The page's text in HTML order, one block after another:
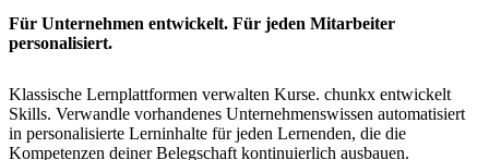
Für Unternehmen entwickelt. Für jeden Mitarbeiter
personalisiert.
Klassische Lernplattformen verwalten Kurse. chunkx entwickelt
Skills. Verwandle vorhandenes Unternehmenswissen automatisiert
in personalisierte Lerninhalte für jeden Lernenden, die die
Kompetenzen deiner Belegschaft kontinuierlich ausbauen.